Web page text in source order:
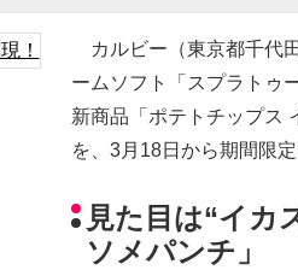
カルビー（東京都千代
ームソフト「スプラトゥ
新商品「ポテトチップス
を、3月18日から期間限定
見た目は“イカ
ソメパンチ」